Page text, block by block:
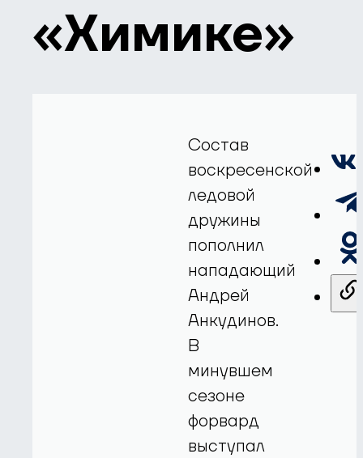
«Химике»
Состав
воскресенской
ледовой
дружины
пополнил
нападающий
Андрей
Анкудинов.
В
минувшем
сезоне
форвард
выступал